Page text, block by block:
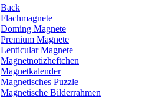
Back
Flachmagnete
Doming Magnete
Premium Magnete
Lenticular Magnete
Magnetnotizheftchen
Magnetkalender
Magnetisches Puzzle
Magnetische Bilderrahmen